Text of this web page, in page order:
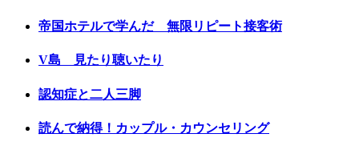
帝国ホテルで学んだ 無限リピート接客術
V島 見たり聴いたり
認知症と二人三脚
読んで納得！カップル・カウンセリング